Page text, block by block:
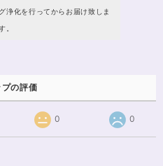
浄化を行ってからお届け致しま
。
プの評価
0 0